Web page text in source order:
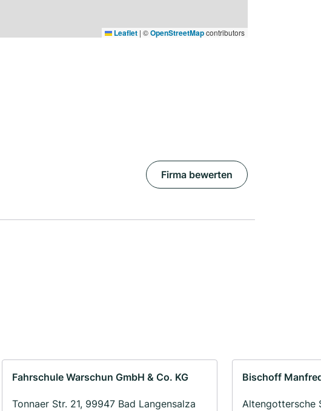
Leaflet | ©OpenStreetMapcontributors
Firma bewerten
Fahrschule Warschun GmbH & Co. KG
Tonnaer Str. 21, 99947 Bad Langensalza
Bischoff
Altengottersche